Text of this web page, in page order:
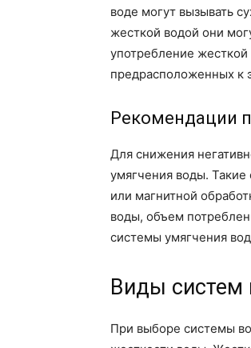
воде могут вызывать
жесткой водой они
употребление
предрасположенных к
Рекомендации
Для снижения
умягчения воды.
или магнитной
воды, объем
системы умягчения
Виды систем
При выборе системы